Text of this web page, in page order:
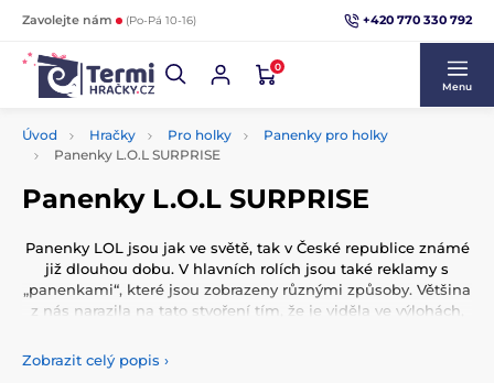
Zavolejte nám (Po-Pá 10-16) +420 770 330 792
0
Menu
Úvod Hračky Pro holky
Panenky pro holky
Panenky L.O.L SURPRISE
Panenky L.O.L SURPRISE
Panenky LOL jsou jak ve světě, tak v České republice známé
již dlouhou dobu. V hlavních rolích jsou také reklamy s
„panenkami“, které jsou zobrazeny různými způsoby. Většina
z nás narazila na tato stvoření tím, že je viděla ve výlohách,
batole - obvykle dívka - přijde za rodičem a vzrušeně si
povídá o panence LOL, kterou by chtělo mít. Potom se
Zobrazit celý popis ›